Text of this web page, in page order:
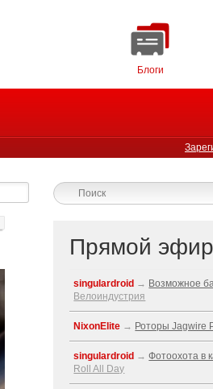
Блоги
Прямой эфир
singulardroid → Возможное
Велоиндустрия
NixonElite → Роторы Jagwire
singulardroid →Фотоохота в
Roll All Day